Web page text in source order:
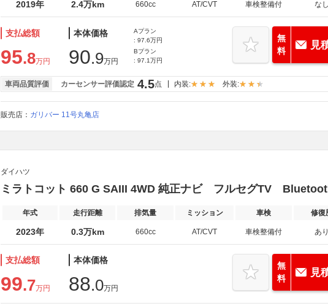
2019年 2.4万km 660cc AT/CVT 車検整備付 なし
支払総額
95.8万円
本体価格
90.9万円
Aプラン
: 97.6万円
Bプラン
: 97.1万円
無
料
見
車両品質評価 カーセンサー評価認定 4.5点 内装: 外装:
販売店： ガリバー 11号丸亀店
ダイハツ
ミラトコット 660 G SAIII 4WD 純正ナビ フルセグTV
年式 走行距離 排気量 ミッション 車検 修復
2023年 0.3万km 660cc AT/CVT 車検整備付 あり
支払総額
99.7万円
本体価格
88.0万円
無
料
見